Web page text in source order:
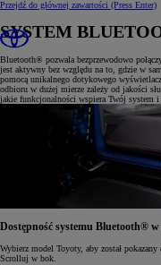
Przejdź do głównej zawartości (Press Enter)
SYSTEM
Bluetooth® pozwala bezprzewodowo
jest aktywny bez względu na to, gdzie w
pomocą unikalnego dotykowego
odbioru w dużej mierze zależy od jakości
jakie funkcjonalności wspiera Twój system i
Dostępność systemu Bluetooth®
Wybierz model Toyoty, aby został
Scrolluj w bok.